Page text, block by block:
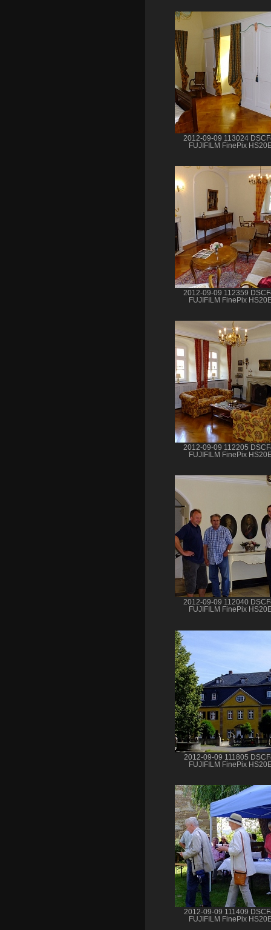
2012-09-09 113024
FUJIFILM FinePix
2012-09-09 112359
FUJIFILM FinePix
2012-09-09 112205
FUJIFILM FinePix
2012-09-09 112040
FUJIFILM FinePix
2012-09-09 111805
FUJIFILM FinePix
2012-09-09 111409
FUJIFILM FinePix